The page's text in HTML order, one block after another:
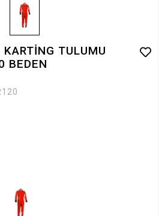
KARTİNG TULUMU
BEDEN